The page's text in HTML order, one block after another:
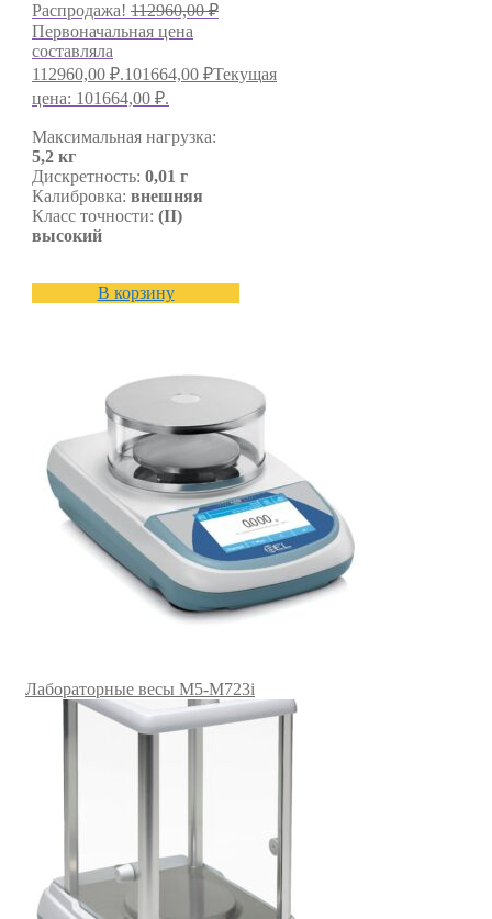
Распродажа! 112960,00₽
Первоначальная цена
составляла
112960,00 ₽.101664,00 ₽Текущая
цена: 101664,00 ₽.
Максимальная нагрузка:
5,2 кг
Дискретность: 0,01 г
Калибровка: внешняя
Класс точности: (II)
высокий
В корзину
Лабораторные весы M5-M723i